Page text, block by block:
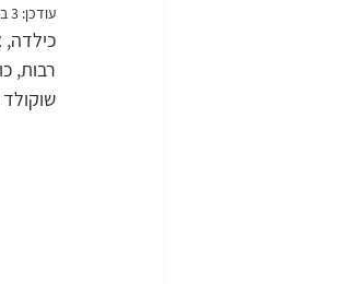
ללא גלוטן
עודכן: 3 באוג׳ 2023
כילדה,
רבות,